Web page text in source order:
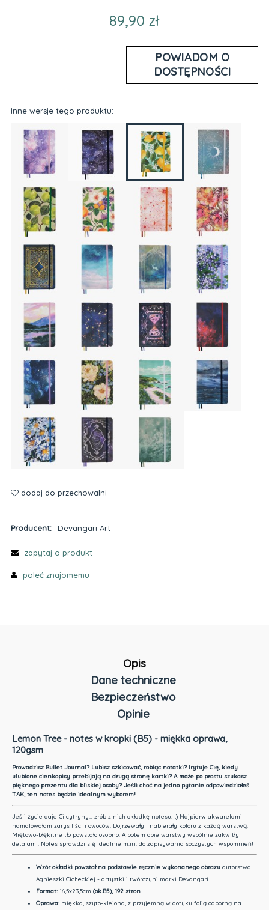
89,90 zł
POWIADOM O
DOSTĘPNOŚCI
Inne wersje tego produktu:
dodaj do przechowalni
Producent: Devangari Art
zapytaj o produkt
poleć znajomemu
Opis
Dane techniczne
Bezpieczeństwo
Opinie
Lemon Tree - notes w kropki (B5) - miękka oprawa,
120gsm
Prowadzisz Bullet Journal? Lubisz szkicować, robiąc notatki? Irytuje Cię, kiedy
ulubione cienkopisy przebijają na drugą stronę kartki? A może po prostu szukasz
pięknego prezentu dla bliskiej osoby? Jeśli choć na jedno pytanie odpowiedziałeś
TAK, ten notes będzie idealnym wyborem!
Jeśli życie daje Ci cytryny… zrób z nich okładkę notesu! ;) Najpierw akwarelami
namalowałam zarys liści i owoców. Dojrzewały i nabierały koloru z każdą warstwą.
Miętowo-błękitne tło powstało osobno. A potem obie warstwy wspólnie zakwitły
detalami. Notes sprawdzi się idealnie m.in. do zapisywania soczystych wspomnień!
Wzór okładki powstał na podstawie ręcznie wykonanego obrazu autorstwa
Agnieszki Cicheckiej - artystki i twórczyni marki Devangari
Format:16,5x23,5cm (ok.B5), 192 stron
Oprawa:miękka, szyto-klejona, z przyjemną w dotyku folią odporną na